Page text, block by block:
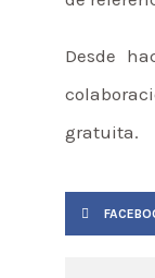
Desde
gratuita.